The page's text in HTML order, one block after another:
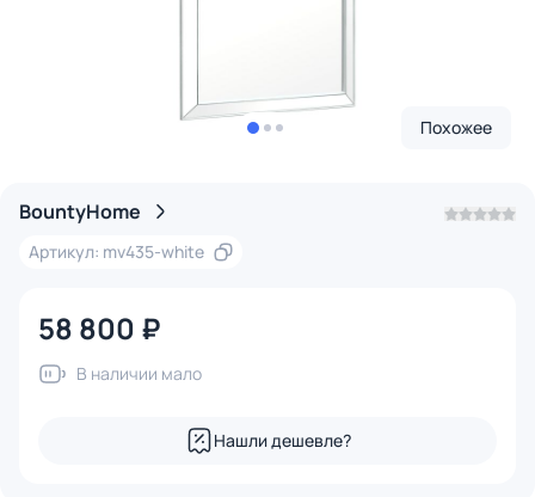
Похожее
BountyHome
Артикул: mv435-white
58 800 ₽
В наличии мало
Нашли дешевле?